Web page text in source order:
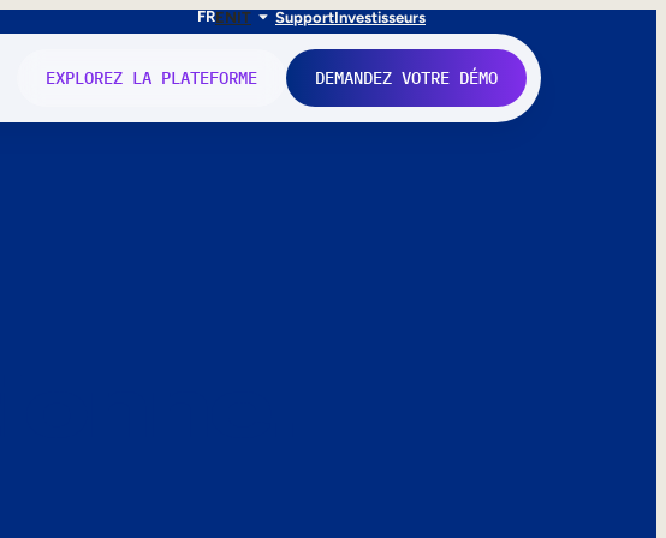
FRENIT SupportInvestisseurs
EXPLOREZ LA PLATEFORME DEMANDEZ VOTRE DÉMO